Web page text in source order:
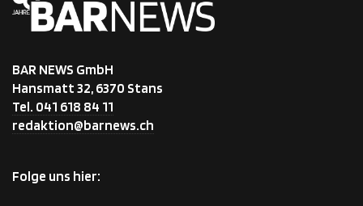
BAR NEWS GmbH
Hansmatt 32, 6370 Stans
Tel. 041 618 84 11
redaktion@barnews.ch
Folge uns hier: